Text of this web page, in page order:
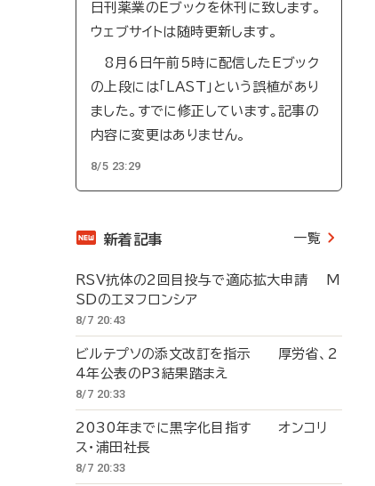
日刊薬業のEブックを休刊に致します。
ウェブサイトは随時更新します。
8月6日午前5時に配信したEブック
の上段には「LAST」という誤植があり
ました。すでに修正しています。記事の
内容に変更はありません。
8/5 23:29
新着記事 一覧
RSV抗体の2回目投与で適応拡大申請 M
SDのエヌフロンシア
8/7 20:43
ビルテプソの添文改訂を指示 厚労省、2
4年公表のP3結果踏まえ
8/7 20:33
2030年までに黒字化目指す オンコリ
ス・浦田社長
8/7 20:33